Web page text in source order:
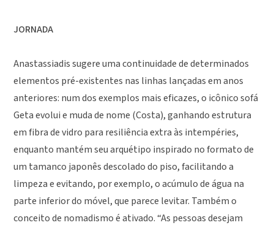
JORNADA
Anastassiadis sugere uma continuidade de determinados
elementos pré-existentes nas linhas lançadas em anos
anteriores: num dos exemplos mais eficazes, o icônico sofá
Geta evolui e muda de nome (Costa), ganhando estrutura
em fibra de vidro para resiliência extra às intempéries,
enquanto mantém seu arquétipo inspirado no formato de
um tamanco japonês descolado do piso, facilitando a
limpeza e evitando, por exemplo, o acúmulo de água na
parte inferior do móvel, que parece levitar. Também o
conceito de nomadismo é ativado. “As pessoas desejam